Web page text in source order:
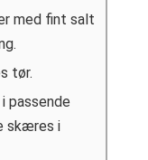
med fint salt
tør.
passende
skæres i